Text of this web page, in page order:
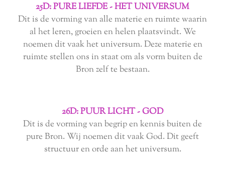
25D: PURE LIEFDE - HET UNIVERSUM
Dit is de vorming van alle materie en ruimte waarin
al het leren, groeien en helen plaatsvindt. We
noemen dit vaak het universum. Deze materie en
ruimte stellen ons in staat om als vorm buiten de
Bron zelf te bestaan.
26D: PUUR LICHT - GOD
Dit is de vorming van begrip en kennis buiten de
pure Bron. Wij noemen dit vaak God. Dit geeft
structuur en orde aan het universum.